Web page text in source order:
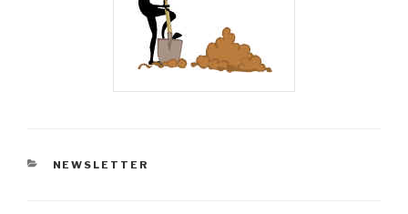
CATÉGORIES
NEWSLETTER